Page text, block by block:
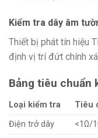
Kiểm tra dây âm
Thiết bị phát tín hiệu
định vị trí đứt chính
Bảng tiêu chuẩn
Loại kiểm tra Tiêu
Điện trở dây
<1Ω/